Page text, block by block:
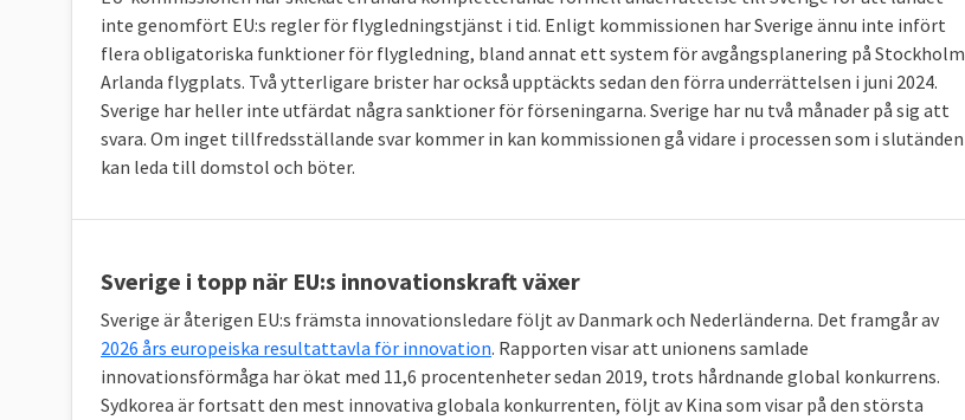
Läs mer
inte genomfört EU:s regler för flygledningstjänst i tid. Enligt kommissionen har Sverige ännu inte infört
flera obligatoriska funktioner för flygledning, bland annat ett system för avgångsplanering på Stockholm
Arlanda flygplats. Två ytterligare brister har också upptäckts sedan den förra underrättelsen i juni 2024.
Sverige har heller inte utfärdat några sanktioner för förseningarna. Sverige har nu två månader på sig att
svara. Om inget tillfredsställande svar kommer in kan kommissionen gå vidare i processen som i slutänden
kan leda till domstol och böter.
Sverige i topp när EU:s innovationskraft växer
Sverige är återigen EU:s främsta innovationsledare följt av Danmark och Nederländerna. Det framgår av
2026 års europeiska resultattavla för innovation. Rapporten visar att unionens samlade
innovationsförmåga har ökat med 11,6 procentenheter sedan 2019, trots hårdnande global konkurrens.
Sydkorea är fortsatt den mest innovativa globala konkurrenten, följt av Kina som visar på den största